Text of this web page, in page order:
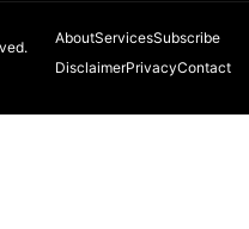
AboutServicesSubscribe
DisclaimerPrivacyContact